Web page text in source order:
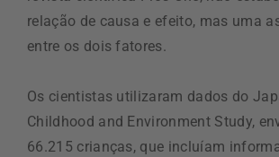
relação de causa e efeito, mas uma
entre os dois fatores.
Os cientistas utilizaram dados do
Childhood and Environment Study,
66.215 crianças, que incluíam